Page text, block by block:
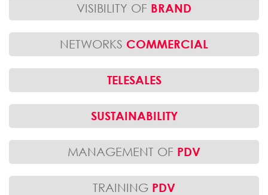
VISIBILITY OF BRAND
NETWORKS COMMERCIAL
TELESALES
SUSTAINABILITY
MANAGEMENT OF PDV
TRAINING PDV